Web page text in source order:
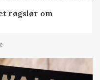
røgslør om